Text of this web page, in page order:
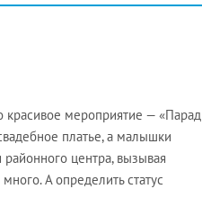
мероприятие — «Парад
платье, а малышки
центра, вызывая
А определить статус